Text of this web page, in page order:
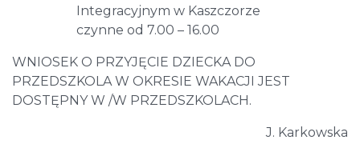
Integracyjnym w Kaszczorze
czynne od 7.00 – 16.00
WNIOSEK O PRZYJĘCIE DZIECKA DO
PRZEDSZKOLA W OKRESIE WAKACJI JEST
DOSTĘPNY W /W PRZEDSZKOLACH.
J. Karkowska